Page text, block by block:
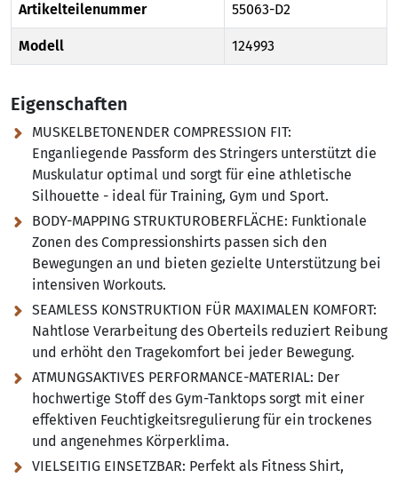
Artikelteilenummer 55063-D2
Modell 124993
Eigenschaften
MUSKELBETONENDER COMPRESSION FIT:
Enganliegende Passform des Stringers unterstützt die
Muskulatur optimal und sorgt für eine athletische
Silhouette - ideal für Training, Gym und Sport.
BODY-MAPPING STRUKTUROBERFLÄCHE: Funktionale
Zonen des Compressionshirts passen sich den
Bewegungen an und bieten gezielte Unterstützung bei
intensiven Workouts.
SEAMLESS KONSTRUKTION FÜR MAXIMALEN KOMFORT:
Nahtlose Verarbeitung des Oberteils reduziert Reibung
und erhöht den Tragekomfort bei jeder Bewegung.
ATMUNGSAKTIVES PERFORMANCE-MATERIAL: Der
hochwertige Stoff des Gym-Tanktops sorgt mit einer
effektiven Feuchtigkeitsregulierung für ein trockenes
und angenehmes Körperklima.
VIELSEITIG EINSETZBAR: Perfekt als Fitness Shirt,